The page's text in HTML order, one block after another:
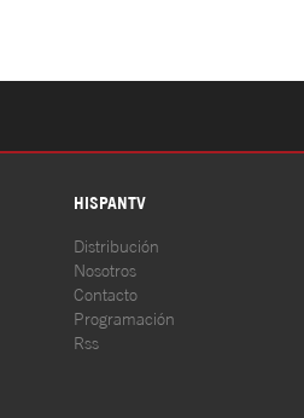
HISPANTV
Distribución
Nosotros
Contacto
Programación
Rss